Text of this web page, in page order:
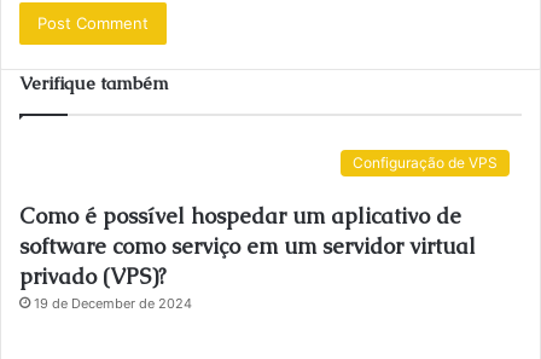
Verifique também
Configuração de VPS
Como é possível hospedar um aplicativo de
software como serviço em um servidor virtual
privado (VPS)?
19 de December de 2024